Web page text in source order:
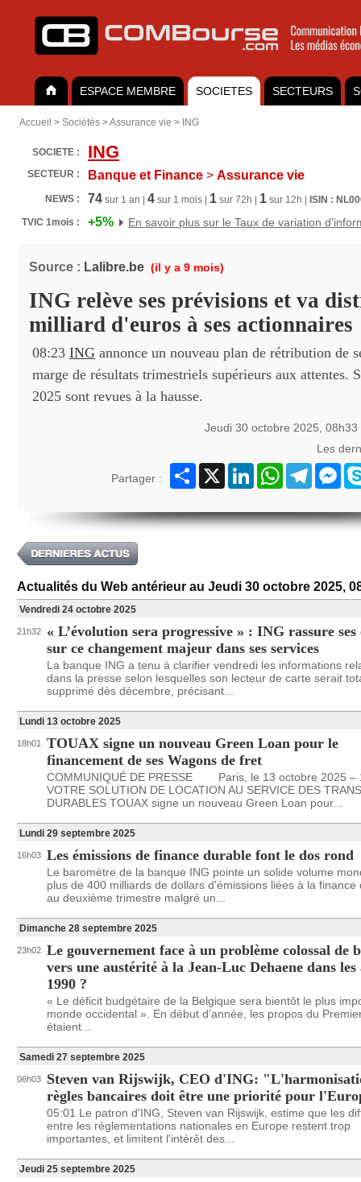
ESPACE MEMBRE SOCIETES SECTEURS
Accueil > Sociétés >Assurance vie > ING
SOCIETE : ING
SECTEUR : Banque et Finance > Assurance vie
NEWS : 74 sur 1 an | 4 sur 1 mois | 1 sur 72h | 1 sur 12h |
ISIN :
TVIC 1mois :
+5% En savoir plus sur le Taux de variation
Source : Lalibre.be (il y a 9 mois)
ING relève ses prévisions et va
milliard d'euros à ses actionnaires
08:23 ING annonce un nouveau plan de rétribution de
marge de résultats trimestriels supérieurs aux attentes.
2025 sont revues à la hausse.
Jeudi 30 octobre 2025,
Les
Partager :
Partager
X LinkedInWhatsAppTelegram
Actualités du Web antérieur au Jeudi 30 octobre 2025,
Vendredi 24 octobre 2025
21h32
« L’évolution sera progressive » : ING rassure ses
sur ce changement majeur dans ses services
La banque ING a tenu à clarifier vendredi les informations
dans la presse selon lesquelles son lecteur de carte serait
supprimé dès décembre, précisant...
Lundi 13 octobre 2025
18h01
TOUAX signe un nouveau Green Loan pour le
financement de ses Wagons de fret
COMMUNIQUÉ DE PRESSE Paris, le 13 octobre 2025 –
VOTRE SOLUTION DE LOCATION AU SERVICE DES
DURABLES TOUAX signe un nouveau Green Loan pour...
Lundi 29 septembre 2025
16h03 Les émissions de finance durable font le dos rond
Le baromètre de la banque ING pointe un solide volume
plus de 400 milliards de dollars d'émissions liées à la finance
au deuxième trimestre malgré un...
Dimanche 28 septembre 2025
23h02 Le gouvernement face à un problème colossal de
vers une austérité à la Jean-Luc Dehaene dans les
1990 ?
« Le déficit budgétaire de la Belgique sera bientôt le plus
monde occidental ». En début d’année, les propos du
étaient...
Samedi 27 septembre 2025
06h03
Steven van Rijswijk, CEO d'ING:
règles bancaires doit être une priorité pour
05:01 Le patron d'ING, Steven van Rijswijk, estime que les
entre les réglementations nationales en Europe restent trop
importantes, et limitent l'intérêt des...
Jeudi 25 septembre 2025